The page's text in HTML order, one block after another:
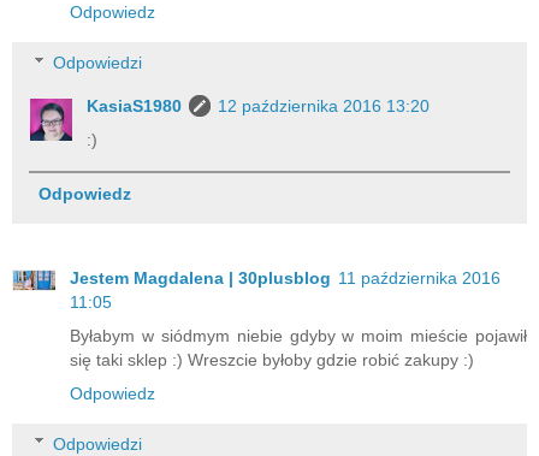
Odpowiedz
Odpowiedzi
KasiaS1980
12 października 2016 13:20
:)
Odpowiedz
Jestem Magdalena | 30plusblog 11 października 2016
11:05
Byłabym w siódmym niebie gdyby w moim mieście pojawił
się taki sklep :) Wreszcie byłoby gdzie robić zakupy :)
Odpowiedz
Odpowiedzi